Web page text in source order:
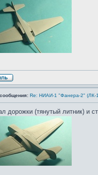
Re: НИАИ-1 "Фанера-2" (ЛК-
дорожки (тянутый литник) и